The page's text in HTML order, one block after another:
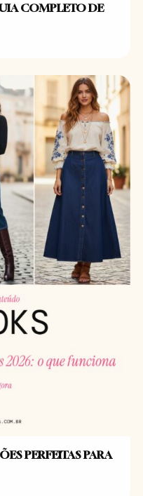
COMPLETO DE
PERFEITAS PARA